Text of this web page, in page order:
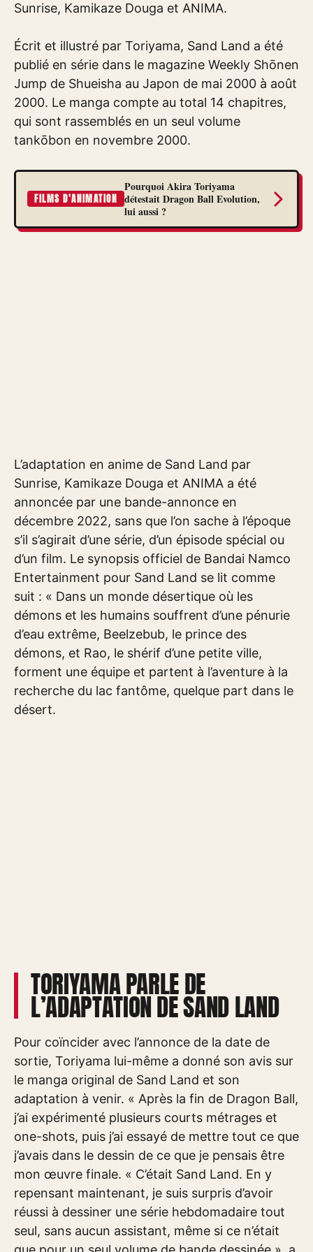
Sunrise, Kamikaze Douga et ANIMA.
Écrit et illustré par Toriyama, Sand Land a été
publié en série dans le magazine Weekly Shōnen
Jump de Shueisha au Japon de mai 2000 à août
2000. Le manga compte au total 14 chapitres,
qui sont rassemblés en un seul volume
tankōbon en novembre 2000.
FILMS D'ANIMATION
Pourquoi Akira Toriyama
détestait Dragon Ball Evolution,
lui aussi ?
L’adaptation en anime de Sand Land par
Sunrise, Kamikaze Douga et ANIMA a été
annoncée par une bande-annonce en
décembre 2022, sans que l’on sache à l’époque
s’il s’agirait d’une série, d’un épisode spécial ou
d’un film. Le synopsis officiel de Bandai Namco
Entertainment pour Sand Land se lit comme
suit : « Dans un monde désertique où les
démons et les humains souffrent d’une pénurie
d’eau extrême, Beelzebub, le prince des
démons, et Rao, le shérif d’une petite ville,
forment une équipe et partent à l’aventure à la
recherche du lac fantôme, quelque part dans le
désert.
TORIYAMA PARLE DE
L’ADAPTATION DE SAND LAND
Pour coïncider avec l’annonce de la date de
sortie, Toriyama lui-même a donné son avis sur
le manga original de Sand Land et son
adaptation à venir. « Après la fin de Dragon Ball,
j’ai expérimenté plusieurs courts métrages et
one-shots, puis j’ai essayé de mettre tout ce que
j’avais dans le dessin de ce que je pensais être
mon œuvre finale. « C’était Sand Land. En y
repensant maintenant, je suis surpris d’avoir
réussi à dessiner une série hebdomadaire tout
seul, sans aucun assistant, même si ce n’était